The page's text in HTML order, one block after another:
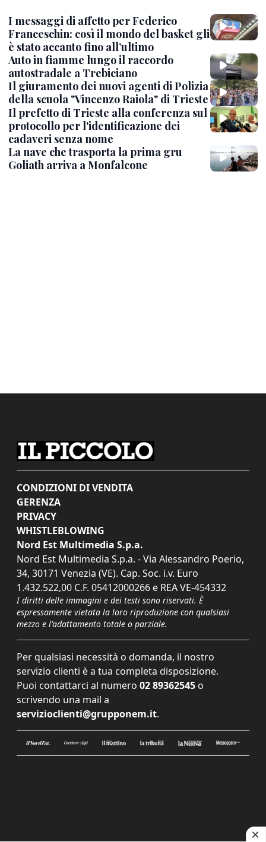
I messaggi di affetto per Federico
Franceschin: così il mondo del basket gli
è stato accanto fino all’ultimo
Auto in fiamme lungo il raccordo
autostradale a Trebiciano
Il giuramento dei nuovi agenti di Polizia
della scuola "Vincenzo Raiola" di Trieste
Il prefetto di Trieste alla conferenza sul
protocollo per l'identificazione dei
cadaveri senza nome
La nave che trasporta la prima gru
Goliath arriva a Monfalcone
CONDIZIONI DI VENDITA
GERENZA
PRIVACY
WHISTLEBLOWING
Nord Est Multimedia S.p.a.
Nord Est Multimedia S.p.a. - Via Alessandro Poerio,
34, 30171 Venezia (VE). Cap. Soc. i.v. Euro
1.432.522,00 C.F. 05412000266 e REA VE-454332
I diritti delle immagini e dei testi sono riservati. È
espressamente vietata la loro riproduzione con qualsiasi
mezzo e l'adattamento totale o parziale.
Per qualsiasi necessità o domanda, il nostro
servizio clienti è a tua completa disposizione.
Puoi contattarci al numero 02 89362545 o
scrivendo una mail a
servizioclienti@grupponem.it.